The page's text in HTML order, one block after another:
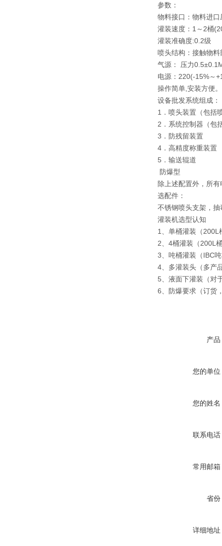
参数：
物料接口：物料进
灌装速度：1～2桶
灌装准确度:0.2级
喷头结构：接触物
气源： 压力
电源：220(-15%～
操作简单,安装方便。
设备批发系统组成：
1．喷头装置（包括
2．系统控制器（包
3．防残留装置
4．高精度称重装置
5．输送辊道
防爆型
除上述配置外，所
选配件：
不锈钢喷头支架，抽
灌装机选型认知
1、单桶灌装（200L
2、4桶灌装（200L
3、吨桶灌装（IBC
4、多灌装头（多产
5、液面下灌装（对
6、防爆要求（订货
产品
您的单位
您的姓名
联系电话
常用邮箱
省份
详细地址